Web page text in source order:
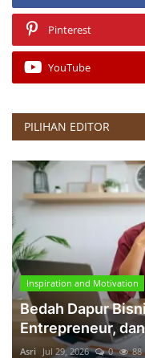
Pinterest
YouTube
PILIHAN EDITOR
Inspiration and Motivation
Bedah Dapur
Entrepreneur,
Asri Jul 29, 2026 0 88